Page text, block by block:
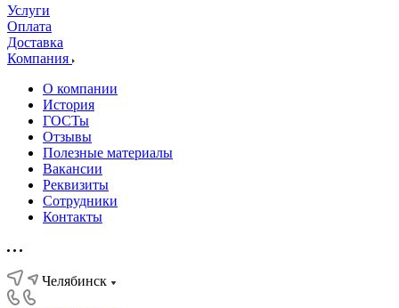
Услуги
Оплата
Доставка
Компания
О компании
История
ГОСТы
Отзывы
Полезные материалы
Вакансии
Реквизиты
Сотрудники
Контакты
Челябинск